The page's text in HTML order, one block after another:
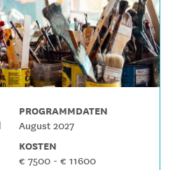
PROGRAMMDATEN
August 2027
KOSTEN
€ 7500 - € 11600